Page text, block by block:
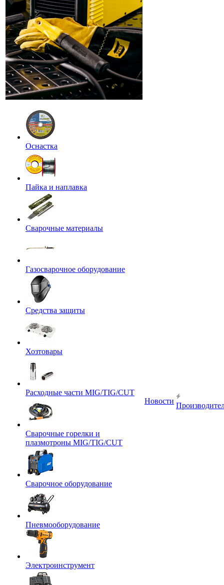
Оснастка
Пайка и наплавка
Сварочные материалы
Газосварочное оборудование
Средства защиты
Хозтовары
Расходные части MIG/TIG/CUT
Сварочные горелки и
плазмотроны MIG/TIG/CUT
Сварочное оборудование
Пневмооборудование
Электроинструмент
Новости